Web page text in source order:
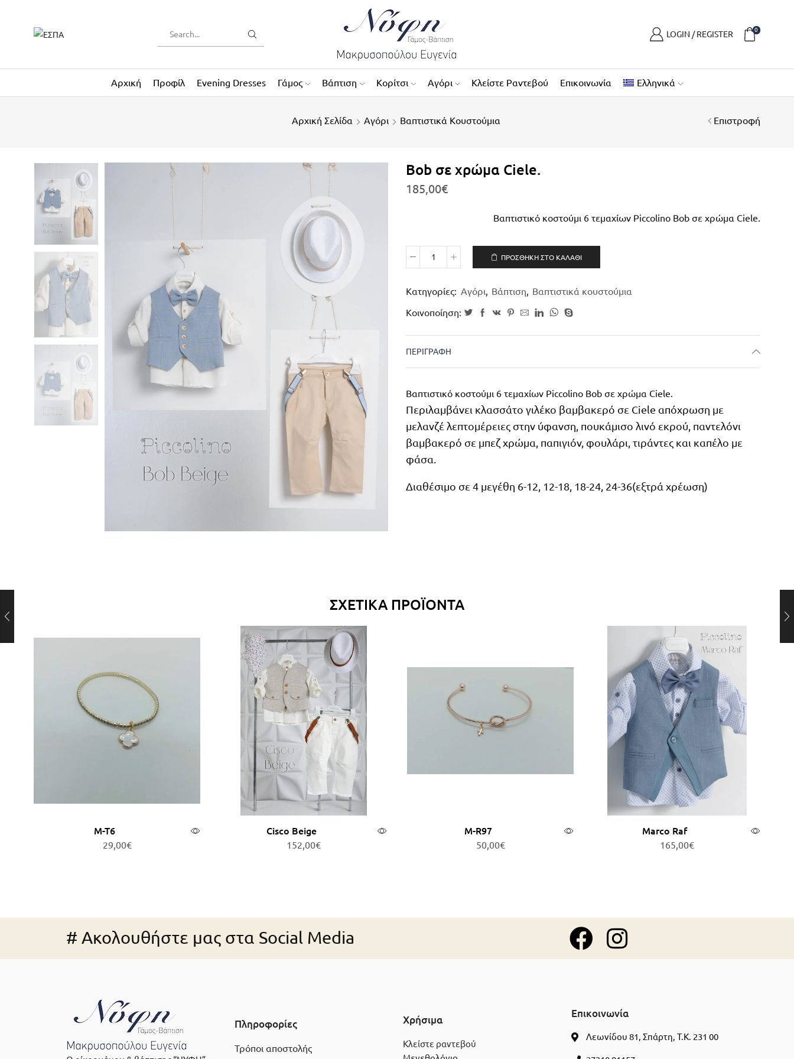
LOGIN / REGISTER 0
Αρχική Προφίλ Evening Dresses Γάμος Βάπτιση Κορίτσι Αγόρι Κλείστε Ραντεβού Επικοινωνία Ελληνικά
Αρχική Σελίδα Αγόρι Βαπτιστικά Κουστούμια Επιστροφή
Bob σε χρώμα Ciele.
185,00€
Βαπτιστικό κοστούμι 6 τεμαχίων Piccolino Bob σε χρώμα Ciele.
ΠΡΟΣΘΉΚΗ ΣΤΟ ΚΑΛΆΘΙ
Κατηγορίες: Αγόρι, Βάπτιση, Βαπτιστικά κουστούμια
Κοινοποίηση:
ΠΕΡΙΓΡΑΦΉ
Βαπτιστικό κοστούμι 6 τεμαχίων Piccolino Bob σε χρώμα Ciele.
Περιλαμβάνει κλασσάτο γιλέκο βαμβακερό σε Ciele απόχρωση με
μελανζέ λεπτομέρειες στην ύφανση, πουκάμισο λινό εκρού, παντελόνι
βαμβακερό σε μπεζ χρώμα, παπιγιόν, φουλάρι, τιράντες και καπέλο με
φάσα.
Διαθέσιμο σε 4 μεγέθη 6-12, 12-18, 18-24, 24-36(εξτρά χρέωση)
ΣΧΕΤΙΚΆ ΠΡΟΪΌΝΤΑ
Μ-Τ6
29,00€
Cisco Beige
152,00€
Μ-R97
50,00€
Marco Raf
165,00€
# Ακολουθήστε μας στα Social Media
Πληροφορίες
Τρόποι αποστολής
Χρήσιμα
Κλείστε ραντεβού
Επικοινωνία
Λεωνίδου 81, Σπάρτη, Τ.Κ. 231 00